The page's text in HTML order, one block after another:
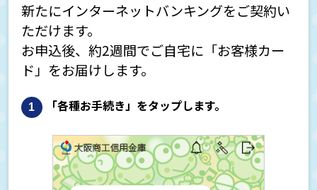
新たにインターネットバンキングをご契約い
ただけます。
お申込後、約2週間でご自宅に「お客様カー
ド」をお届けします。
「各種お手続き」をタップします。